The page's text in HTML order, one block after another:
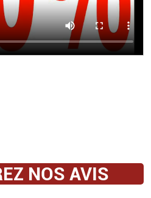
NOS AVIS